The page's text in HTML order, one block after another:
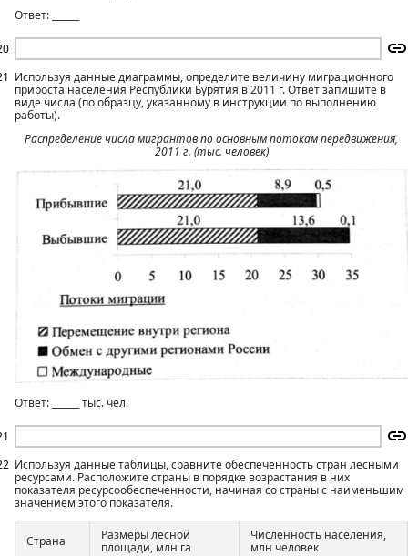
Ответ: ______
Используя данные диаграммы, определите величину миграционного
прироста населения Республики Бурятия в 2011 г. Ответ запишите в
виде числа (по образцу, указанному в инструкции по выполнению
работы).
Распределение числа мигрантов по основным потокам передвижения,
2011 г. (тыс. человек)
Ответ: ______ тыс. чел.
Используя данные таблицы, сравните обеспеченность стран лесными
ресурсами. Расположите страны в порядке возрастания в них
показателя ресурсообеспеченности, начиная со страны с наименьшим
значением этого показателя.
Страна
Размеры лесной
площади, млн га
Численность населения,
млн человек